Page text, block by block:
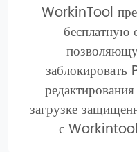
WorkinTool
бесплатную
загрузке
с Workintool